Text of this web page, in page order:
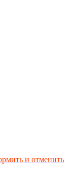
и отменить